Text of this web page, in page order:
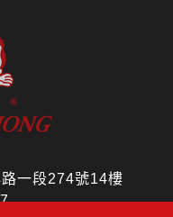
一段274號14樓